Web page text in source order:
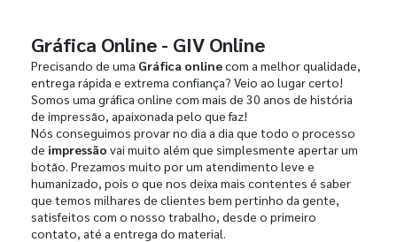
Gráfica Online - GIV Online
Precisando de uma Gráfica onlinecom a melhor qualidade,
entrega rápida e extrema confiança? Veio ao lugar certo!
Somos uma gráfica online com mais de 30 anos de história
de impressão, apaixonada pelo que faz!
Nós conseguimos provar no dia a dia que todo o processo
de impressão vai muito além que simplesmente apertar um
botão. Prezamos muito por um atendimento leve e
humanizado, pois o que nos deixa mais contentes é saber
que temos milhares de clientes bem pertinho da gente,
satisfeitos com o nosso trabalho, desde o primeiro
contato, até a entrega do material.